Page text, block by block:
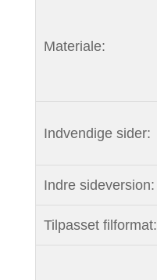
Materiale:
Indvendige sider:
Indre sideversion:
Tilpasset filformat: